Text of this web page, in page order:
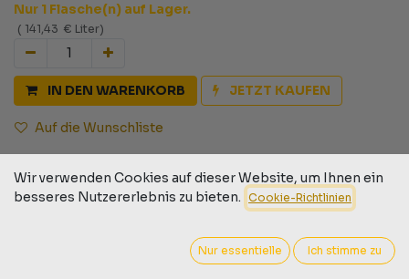
Nur 1 Flasche(n) auf Lager.
( 141,43 € Liter)
IN DEN WARENKORB JETZT KAUFEN
Auf die Wunschliste
30-Tage-Geld-zurück-Garantie
Versand: 2-3 Geschäftstage
Wir verwenden Cookies auf dieser Website, um Ihnen ein
besseres Nutzererlebnis zu bieten. Cookie-Richtlinien
Nur essentielle Ich stimme zu